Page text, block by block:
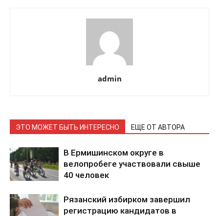
admin
ЭТО МОЖЕТ БЫТЬ ИНТЕРЕСНО ЕЩЕ ОТ АВТОРА
В Ермишинском округе в
велопробеге участвовали свыше
40 человек
Рязанский избирком завершил
регистрацию кандидатов в